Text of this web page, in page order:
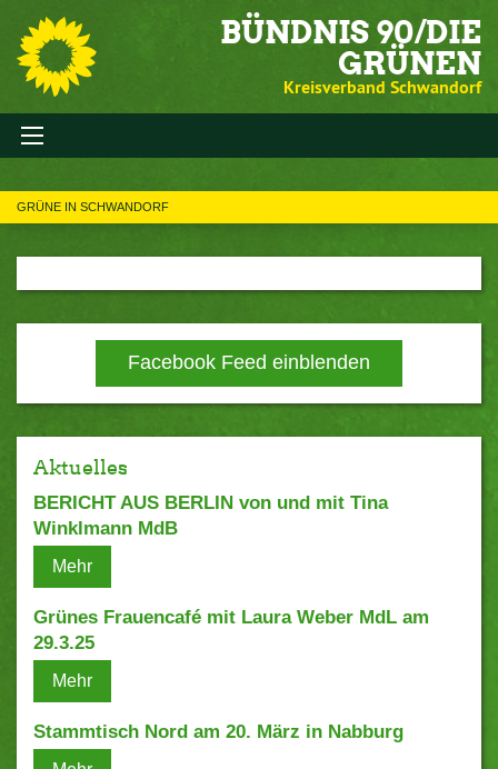
BÜNDNIS 90/DIE
GRÜNEN
Kreisverband Schwandorf
GRÜNE IN SCHWANDORF
Facebook Feed einblenden
Aktuelles
BERICHT AUS BERLIN von und mit Tina
Winklmann MdB
Mehr
Grünes Frauencafé mit Laura Weber MdL am
29.3.25
Mehr
Stammtisch Nord am 20. März in Nabburg